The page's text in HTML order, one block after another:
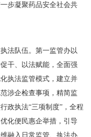
步凝聚药品安全社会共
法队伍。第一监管办以
干、以法赋能，全面强
执法监管模式，建立并
涉企检查事项，精简监
政执法“三项制度”，全程
化便民惠企举措，引导
融入日常监管、执法办